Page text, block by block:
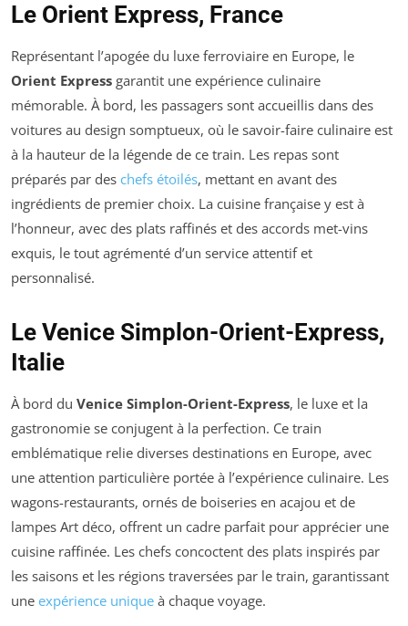
Le Orient Express, France
Représentant l’apogée du luxe ferroviaire en Europe, le
Orient Express garantit une expérience culinaire
mémorable. À bord, les passagers sont accueillis dans des
voitures au design somptueux, où le savoir-faire culinaire est
à la hauteur de la légende de ce train. Les repas sont
préparés par des chefs étoilés, mettant en avant des
ingrédients de premier choix. La cuisine française y est à
l’honneur, avec des plats raffinés et des accords met-vins
exquis, le tout agrémenté d’un service attentif et
personnalisé.
Le Venice Simplon-Orient-Express,
Italie
À bord du Venice Simplon-Orient-Express, le luxe et la
gastronomie se conjugent à la perfection. Ce train
emblématique relie diverses destinations en Europe, avec
une attention particulière portée à l’expérience culinaire. Les
wagons-restaurants, ornés de boiseries en acajou et de
lampes Art déco, offrent un cadre parfait pour apprécier une
cuisine raffinée. Les chefs concoctent des plats inspirés par
les saisons et les régions traversées par le train, garantissant
une expérience unique à chaque voyage.